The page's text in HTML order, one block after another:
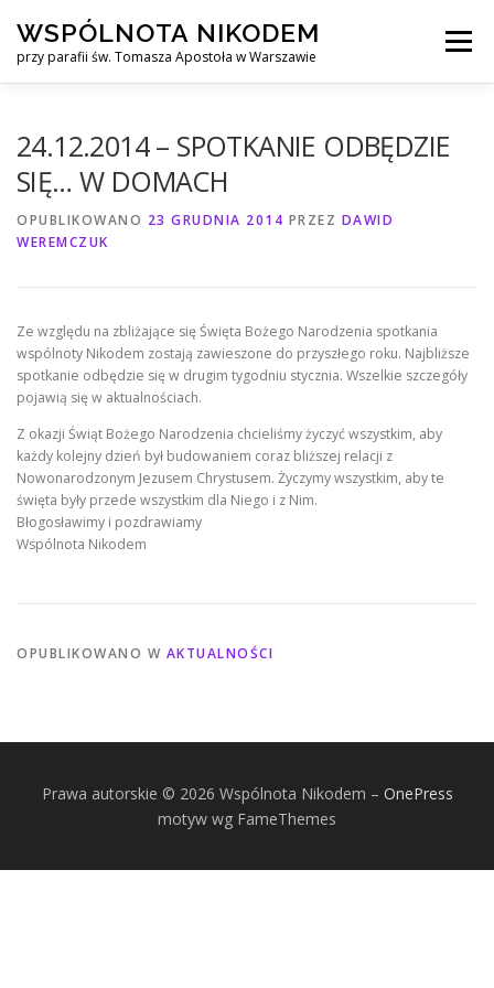
treści
WSPÓLNOTA NIKODEM
przy parafii św. Tomasza Apostoła w Warszawie
Menu
24.12.2014 – SPOTKANIE ODBĘDZIE
SIĘ… W DOMACH
OPUBLIKOWANO 23 GRUDNIA 2014 PRZEZ DAWID
WEREMCZUK
Ze względu na zbliżające się Święta Bożego Narodzenia spotkania
wspólnoty Nikodem zostają zawieszone do przyszłego roku. Najbliższe
spotkanie odbędzie się w drugim tygodniu stycznia. Wszelkie szczegóły
pojawią się w aktualnościach.
Z okazji Świąt Bożego Narodzenia chcieliśmy życzyć wszystkim, aby
każdy kolejny dzień był budowaniem coraz bliższej relacji z
Nowonarodzonym Jezusem Chrystusem. Życzymy wszystkim, aby te
święta były przede wszystkim dla Niego i z Nim.
Błogosławimy i pozdrawiamy
Wspólnota Nikodem
OPUBLIKOWANO W AKTUALNOŚCI
Prawa autorskie © 2026 Wspólnota Nikodem – OnePress
motyw wg FameThemes